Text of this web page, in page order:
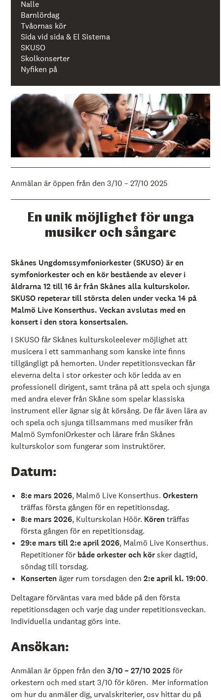
Nalle
Barnlördag
Tvåornas kör
Sida vid sida & El Sistema
SKUSO
Skolkonserter
Nyfiken på
Anmälan är öppen från den 3/10 – 27/10 2025
En unik möjlighet för unga
musiker och sångare
Skånes Ungdomssymfoniorkester (SKUSO) är en
symfoniorkester och en kör bestående av elever i
åldrarna 12 till 16 år från Skånes alla kulturskolor.
SKUSO repeterar till största delen under vecka 14 på
Malmö Live Konserthus. Veckan avslutas med en
konsert i den stora konsertsalen.
I SKUSO får Skånes kulturskoleelever möjlighet att
musicera i ett sammanhang som kanske inte finns
tillgängligt på hemorten. Under repetitionsveckan får
eleverna delta i stor orkester och kör ledda av en
professionell dirigent, samt träna på att spela och sjunga
med andra elever från Skåne som spelar klassiska
instrument eller ägnar sig åt körsång. De får även lära av
och spela och sjunga tillsammans med musiker från
Malmö SymfoniOrkester och lärare från Skånes
kulturskolor som fungerar som instruktörer.
Datum:
8:e mars 2026, Malmö Live Konserthus.Orkestern
träffas första gången för en repetitionsdag.
8:e mars 2026, Kulturskolan Höör. Körenträffas
första gången för en repetitionsdag.
29:e mars till 2:e april 2026, Malmö Live Konserthus.
Repetitioner för både orkester och körsker dagtid,
söndag till torsdag.
Konsertenäger rum torsdagen den 2:e april kl. 19:00.
Deltagare förväntas vara med både på den första
repetitionsdagen och varje dag under repetitionsveckan.
Individuella undantag görs inte.
Ansökan:
Anmälan är öppen från den 3/10 – 27/10 2025 för
orkestern och med start 3/10 för kören. Mer information
om hur du anmäler dig, urvalskriterier, osv hittar du på